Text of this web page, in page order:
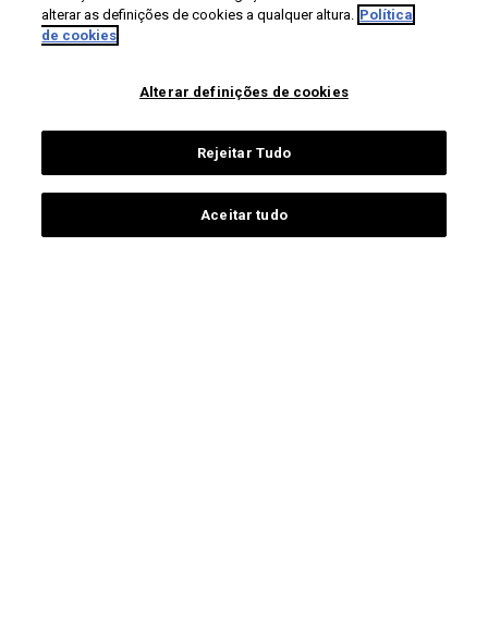
alterar as definições de cookies a qualquer altura. Política
de cookies
Alterar definições de cookies
Rejeitar Tudo
Aceitar tudo